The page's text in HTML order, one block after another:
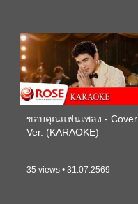
ขอบคุณแฟนเพลง - Cover
Ver. (KARAOKE)
35 views • 31.07.2569